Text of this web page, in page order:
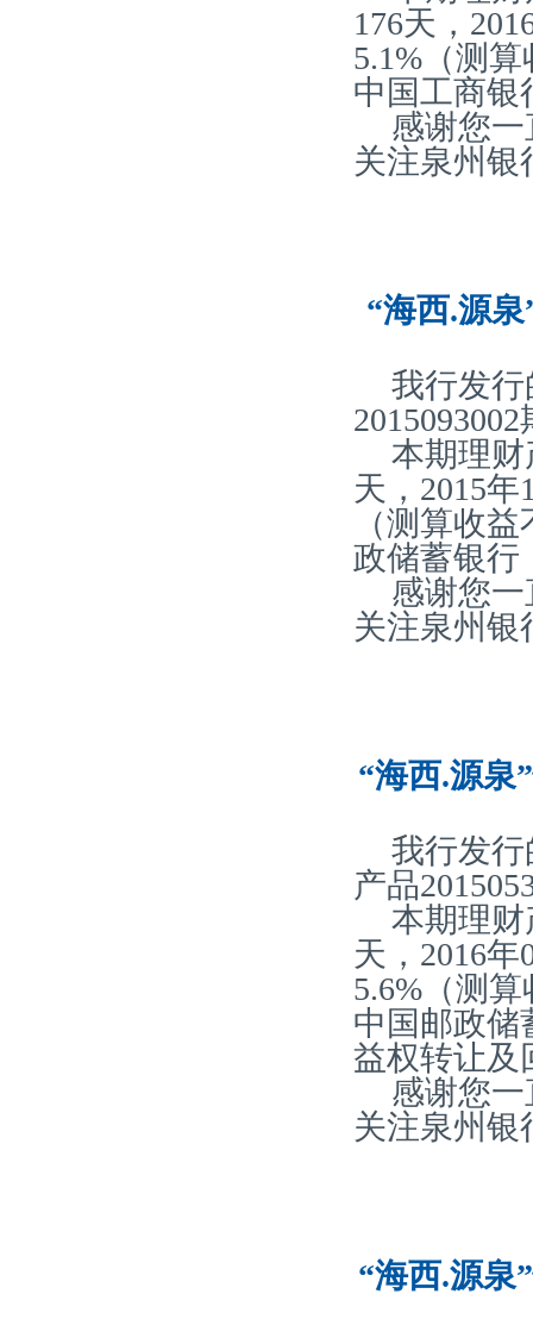
176天，
5.1%（测
中国工商银
感谢您
关注泉州银
“海西.源
我行发行
本期理财
天，2015
（测算收
政储蓄银行
感谢您
关注泉州银
“海西.源泉
我行发行
产品
本期理财
天，2016
5.6%（测
中国邮政储
益权转让及
感谢您
关注泉州银
“海西.源泉